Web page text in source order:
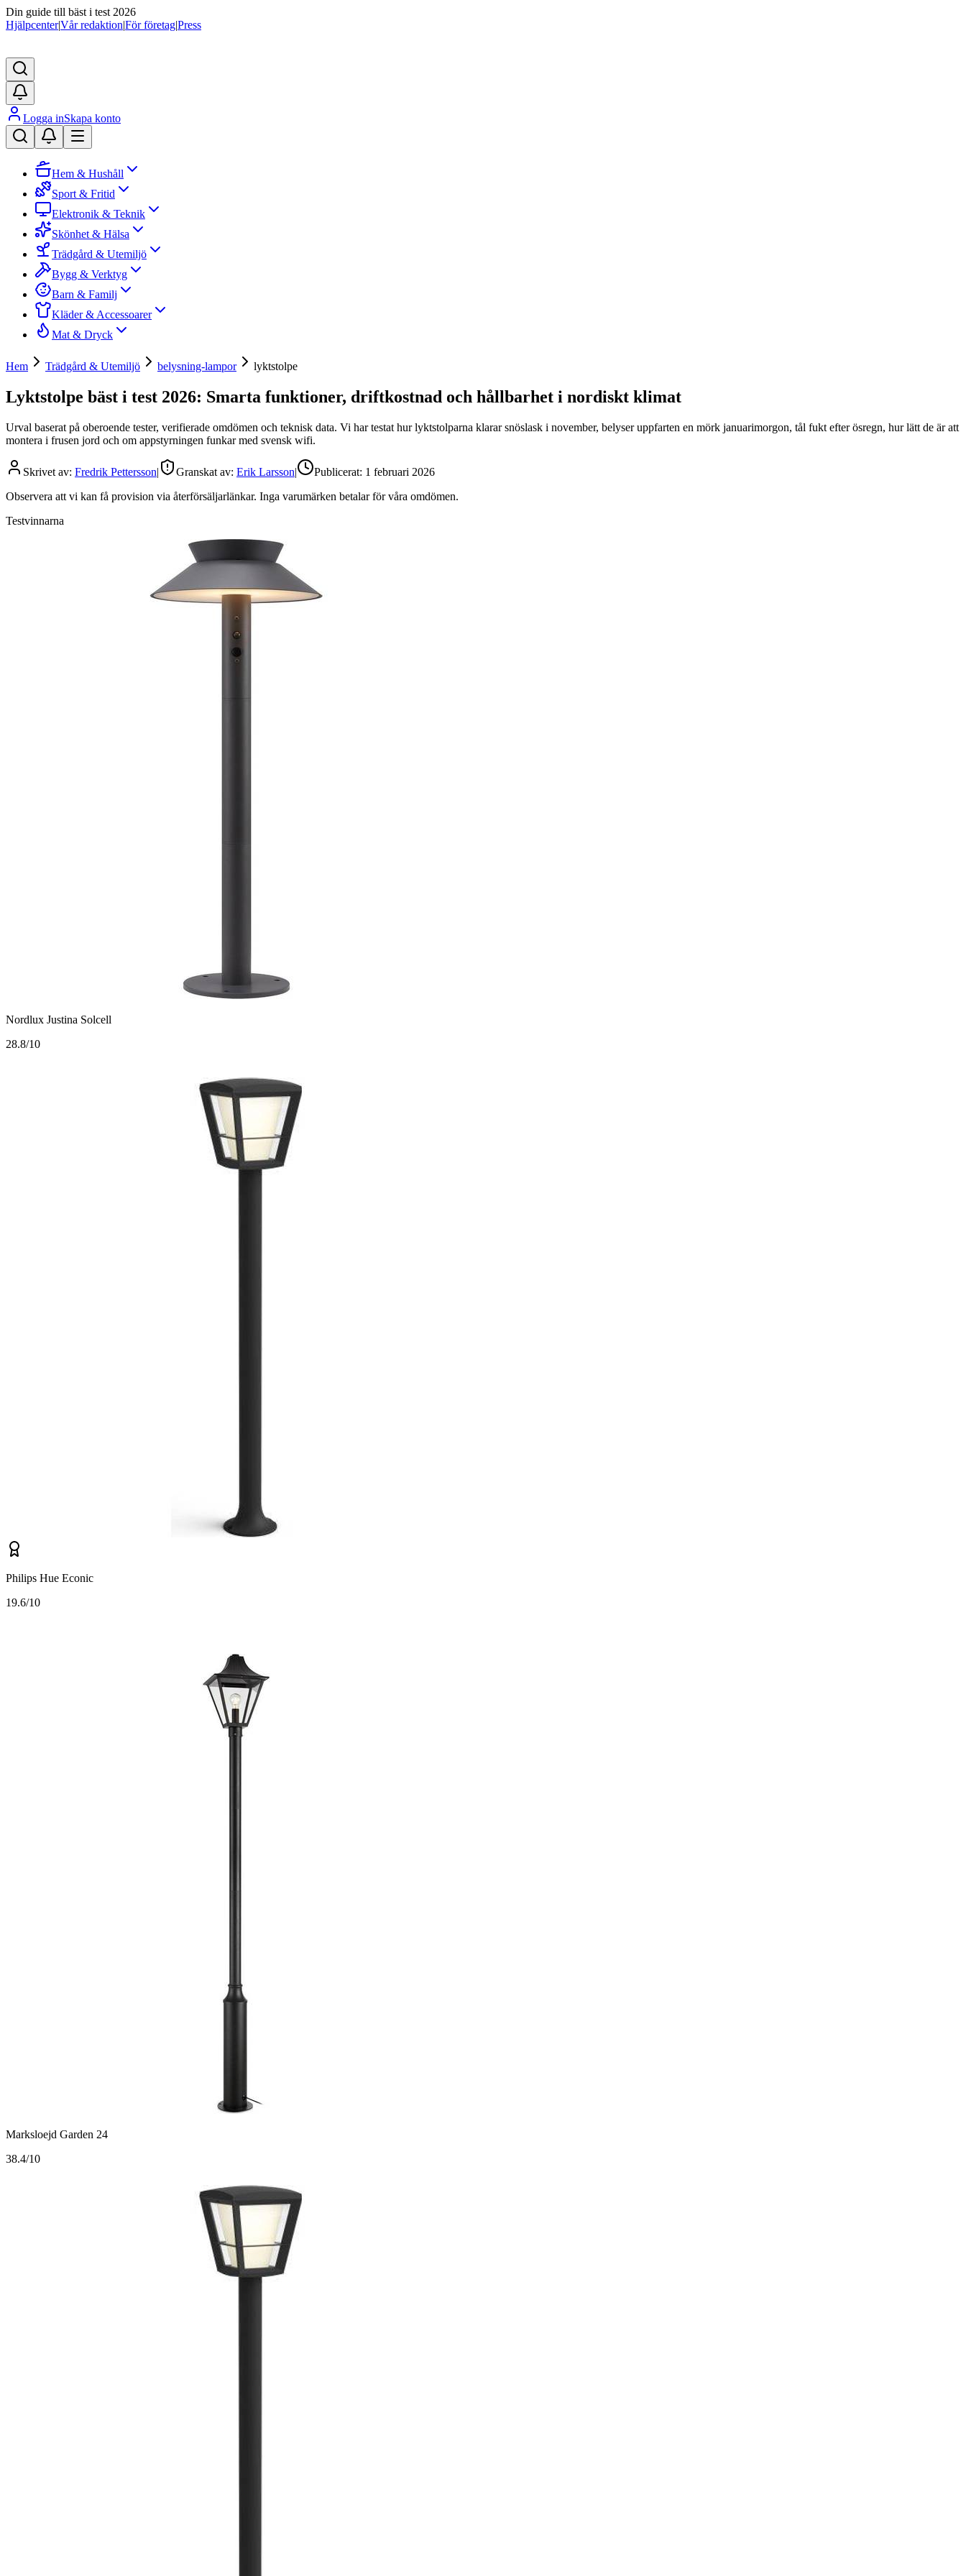
Din guide till bäst i test 2026
Hjälpcenter|Vår redaktion|För företag|Press
Logga inSkapa konto
Hem & Hushåll
Sport & Fritid
Elektronik & Teknik
Skönhet & Hälsa
Trädgård & Utemiljö
Bygg & Verktyg
Barn & Familj
Kläder & Accessoarer
Mat & Dryck
Hem Trädgård & Utemiljö belysning-lampor lyktstolpe
Lyktstolpe bäst i test 2026: Smarta funktioner, driftkostnad och hållbarhet i nordiskt klimat
Urval baserat på oberoende tester, verifierade omdömen och teknisk data. Vi har testat hur lyktstolparna klarar snöslask i november, belyser uppfarten en mörk januarimorgon, tål fukt efter ösregn, hur lätt de är att
montera i frusen jord och om appstyrningen funkar med svensk wifi.
Skrivet av: Fredrik Pettersson| Granskat av: Erik Larsson| Publicerat: 1 februari 2026
Observera att vi kan få provision via återförsäljarlänkar. Inga varumärken betalar för våra omdömen.
Testvinnarna
Nordlux Justina Solcell
28.8/10
Philips Hue Econic
19.6/10
Marksloejd Garden 24
38.4/10